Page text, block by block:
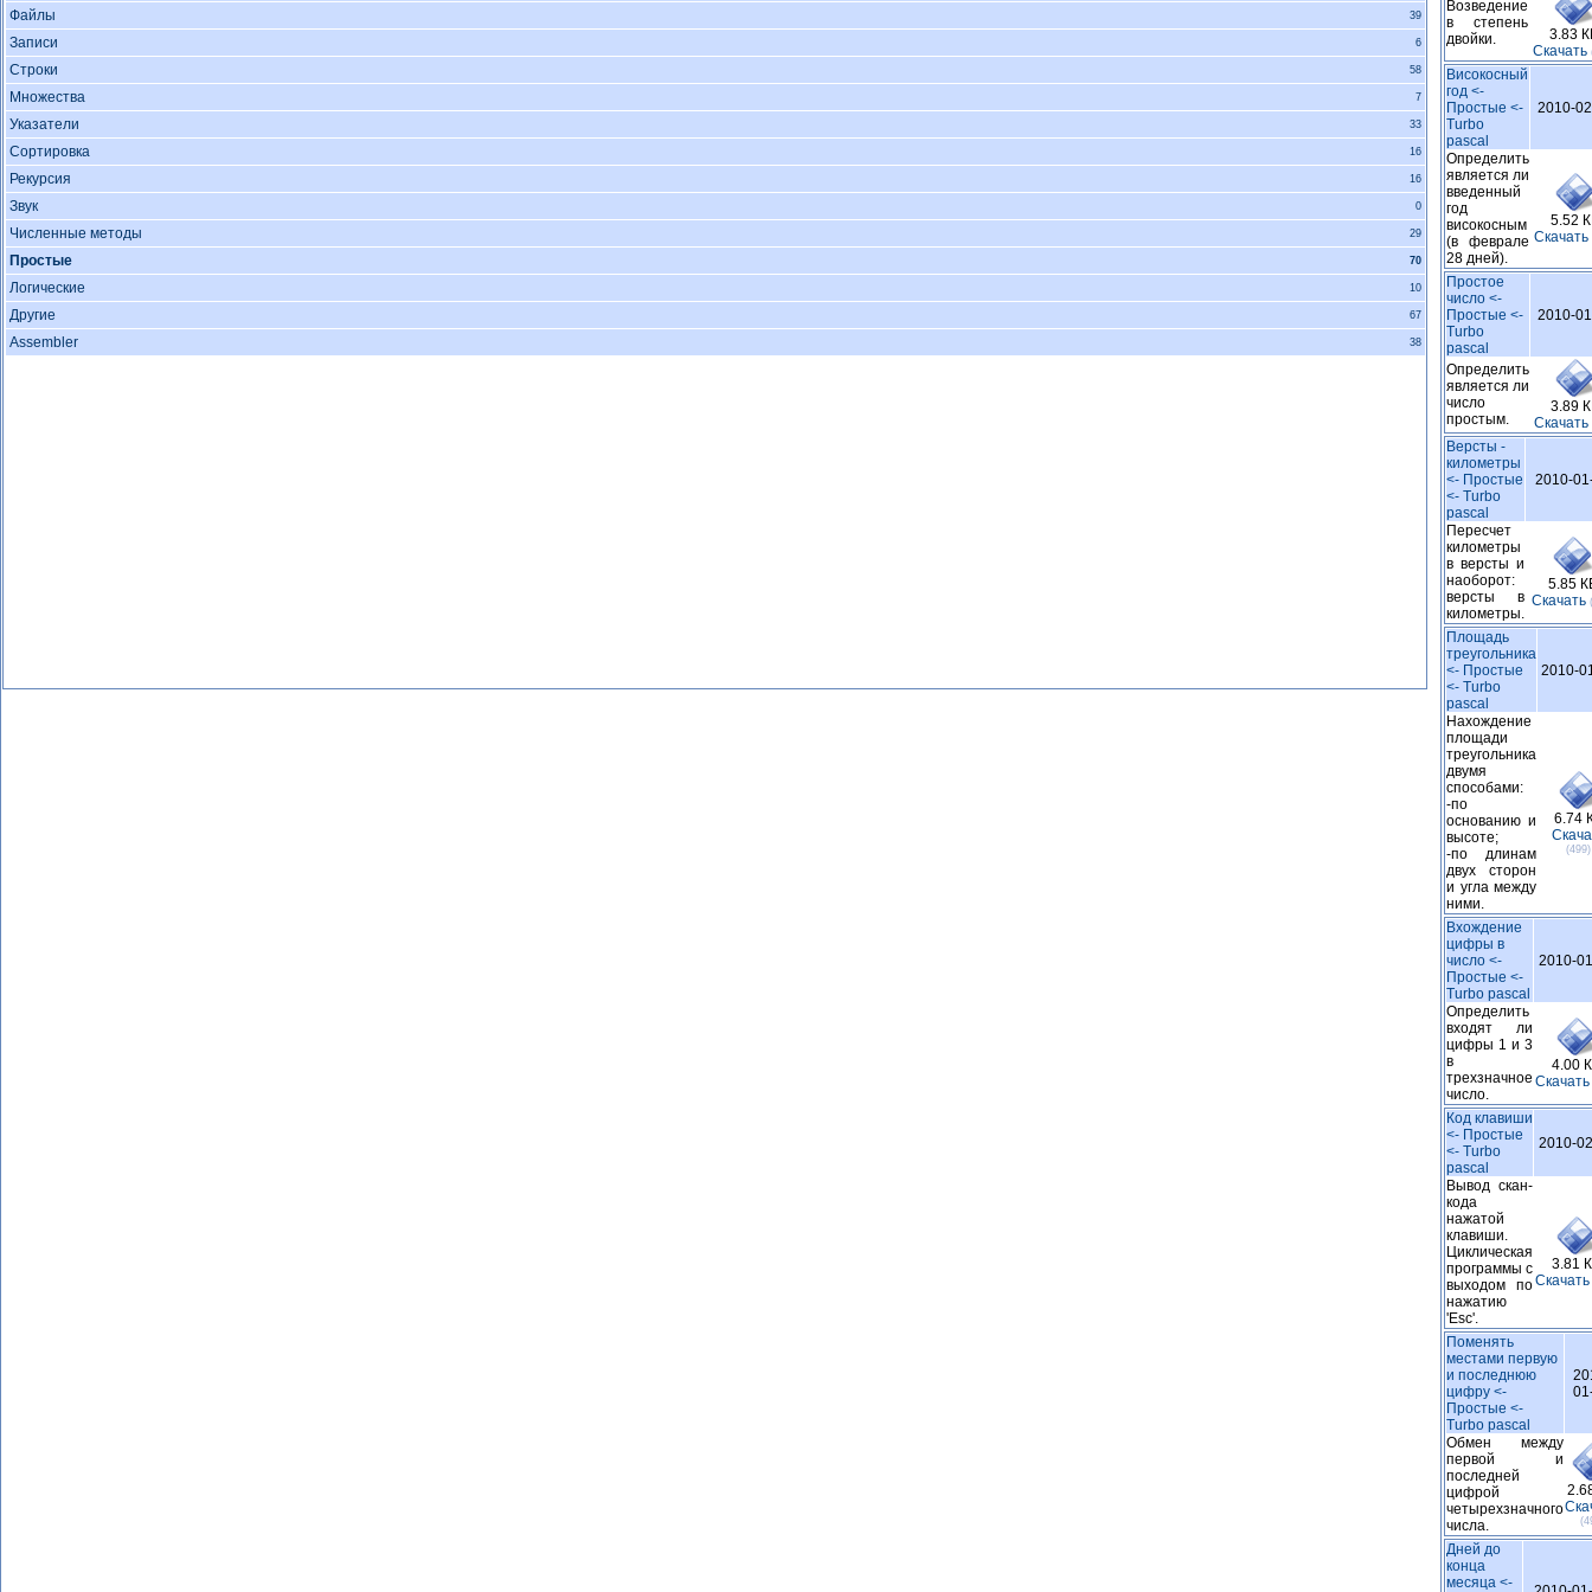
Файлы 39
Записи 6
Строки 58
Множества 7
Указатели 33
Сортировка 16
Рекурсия 16
Звук 0
Численные методы 29
Простые 70
Логические 10
Другие 67
Assembler 38
Возведение
в степень
двойки.
3.83
Cкачать
Високосный
год <-
Простые <-
Turbo
pascal
2010-
Определить
является ли
введенный
год
високосным
(в феврале
28 дней).
5.52
Cкачать
Простое
число <-
Простые <-
Turbo
pascal
2010-
Определить
является ли
число
простым.
3.89
Cкачать
Версты -
километры
<- Простые
<- Turbo
pascal
2010-
Пересчет
километры
в версты и
наоборот:
версты в
километры.
5.85
Cкачать
Площадь
треугольника
<- Простые
<- Turbo
pascal
2010-
Нахождение
площади
треугольника
двумя
способами:
-по
основанию и
высоте;
-по длинам
двух сторон
и угла между
ними.
6.74
(499)
Вхождение
цифры в
число <-
Простые <-
Turbo pascal
2010-
Определить
входят ли
цифры 1 и 3
в
трехзначное
число.
4.00
Cкачать
Код клавиши
<- Простые
<- Turbo
pascal
2010-
Вывод скан-
кода
нажатой
клавиши.
Циклическая
программы с
выходом по
нажатию
'Esc'.
3.81
Cкачать
Поменять
местами первую
и последнюю
цифру <-
Простые <-
Turbo pascal
Обмен между
первой и
последней
цифрой
четырехзначного
числа.
Дней до
конца
месяца <-